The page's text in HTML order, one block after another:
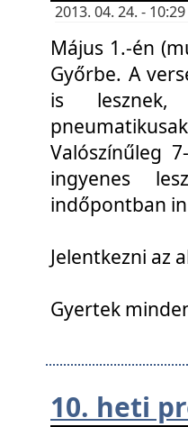
2013. 04. 24. -
Május 1.-én
Győrbe. A
is lesznek,
Valószínűleg
ingyenes
indőpontban
Jelentkezni az
Gyertek
10. heti